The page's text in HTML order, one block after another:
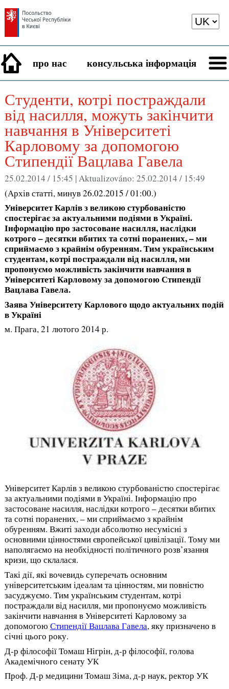
про нас консульська інформація
Студенти, котрі постраждали
від насилля, можуть закінчити
навчання в Університеті
Карловому за допомогою
Стипендії Вацлава Гавела
25.02.2014 / 15:45 |Aktualizováno: 25.02.2014 / 15:49
(Архів статті, минув 26.02.2015 / 01:00.)
Університет Карлів з великою стурбованістю
спостерігає за актуальними подіями в Україні.
Інформацію про застосоване насилля, наслідки
котрого – десятки вбитих та сотні поранених, – ми
сприймаємо з крайнім обуренням. Тим українським
студентам, котрі постраждали від насилля, ми
пропонуємо можливість закінчити навчання в
Університеті Карловому за допомогою Стипендії
Вацлава Гавела.
Заява Університету Карлового щодо актуальних подій
в Україні
м. Прага, 21 лютого 2014 р.
Університет Карлів з великою стурбованістю спостерігає
за актуальними подіями в Україні. Інформацію про
застосоване насилля, наслідки котрого – десятки вбитих
та сотні поранених, – ми сприймаємо з крайнім
обуренням. Вжиті заходи абсолютно несумісні з
основними цінностями європейської цивілізації. Тому ми
наполягаємо на необхідності політичного розв’язання
кризи, що склалася.
Такі дії, які вочевидь суперечать основним
університетським ідеалам та цінностям, ми повністю
засуджуємо. Тим українським студентам, котрі
постраждали від насилля, ми пропонуємо можливість
закінчити навчання в Університеті Карловому за
допомогою Стипендії Вацлава Гавела, яку призначено в
січні цього року.
Д-р філософії Томаш Нігрін, д-р філософії, голова
Академічного сенату УК
Проф. Д-р медицини Томаш Зіма, д-р наук, ректор УК